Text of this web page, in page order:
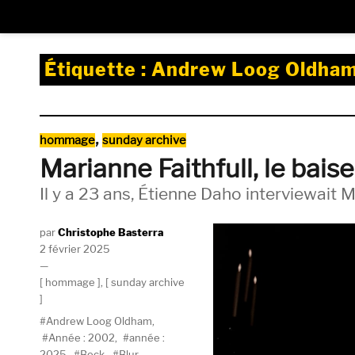
Étiquette : Andrew Loog
Catégories
hommage, sunday archive
Marianne Faithfull, le
Il y a 23 ans, Étienne Daho interviewait
AuteurChristophe Basterra
Publié
le
2 février 2025
Catégories
hommage sunday archive
Étiquettes
Andrew Loog Oldham
Année : 2002
année :